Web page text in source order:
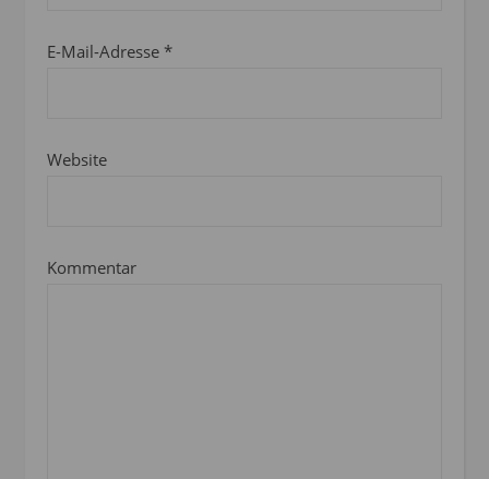
E-Mail-Adresse *
Website
Kommentar